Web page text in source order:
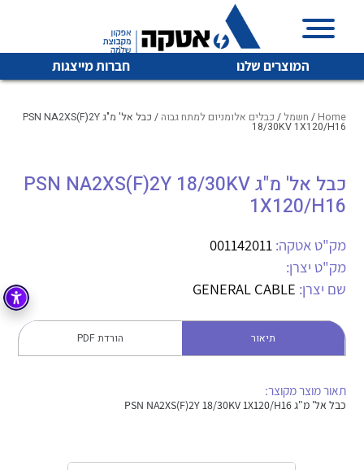
המוצרים שלנו חברות מייצגות
איכות | שרות | זמינות
אטקה בע”מ היא החברה הגדולה והמובילה בישראל בשיווק
מיתוג, בקרה , ואינסטלציה חשמלית ופעילה ב7 תחומים:
חשמל
קופסאות וארונות לחשמל, בקרה ואלקטרוניקה
פתרונות וציוד לסביבה נפיצה EX
לכל מוצרי היצרן לכל מוצרי היצרן
לכל מוצרי היצרן לכל מוצרי היצרן
Home
/ חשמל / כבלים אלומניום למתח גבוה / כבל אל' מ"ג PSN NA2XS(F)2Y
18/30KV 1X120/H16
כבל אל' מ"ג PSN NA2XS(F)2Y 18/30KV
1X120/H16
מק"ט אטקה: 001142011
מק"ט יצרן:
שם יצרן: GENERAL CABLE
תיאור הורדת PDF
תאור מוצר מקוצר:
כבל אל' מ"ג PSN NA2XS(F)2Y 18/30KV 1X120/H16